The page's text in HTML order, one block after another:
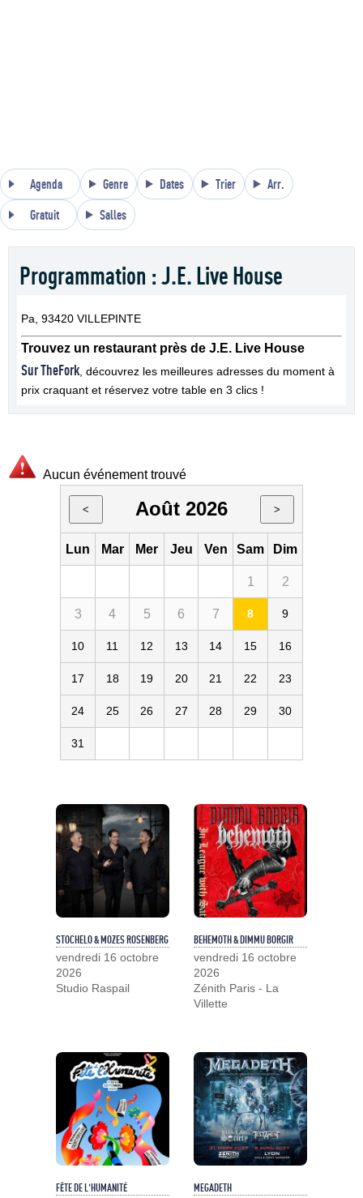
Agenda Genre Dates Trier Arr.
Gratuit Salles
Programmation : J.E. Live House
Pa, 93420 VILLEPINTE
Trouvez un restaurant près de J.E. Live House
Sur TheFork , découvrez les meilleures adresses du moment à
prix craquant et réservez votre table en 3 clics !
Aucun événement trouvé
< Août 2026 >
Lun Mar Mer Jeu Ven Sam Dim
1 2
3 4 5 6 7 8 9
10 11 12 13 14 15 16
17 18 19 20 21 22 23
24 25 26 27 28 29 30
31
STOCHELO & MOZES ROSENBERG
vendredi 16 octobre
2026
Studio Raspail
BEHEMOTH & DIMMU BORGIR
vendredi 16 octobre
2026
Zénith Paris - La
Villette
FÊTE DE L'HUMANITÉ
MEGADETH